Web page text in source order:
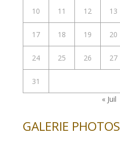
10 11 12 13
17 18 19 20
24 25 26 27
31
« Juil
GALERIE PHOTOS